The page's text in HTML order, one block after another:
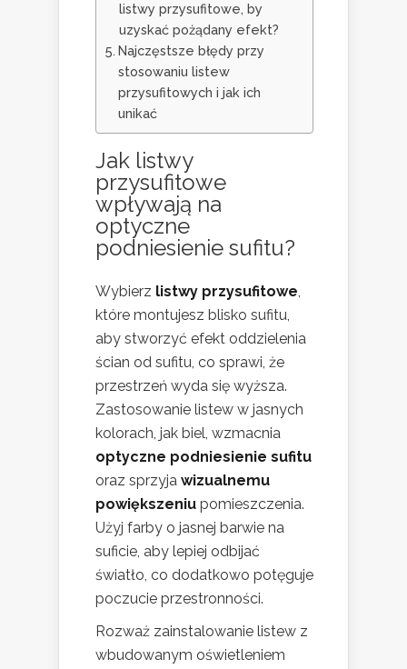
listwy przysufitowe, by
uzyskać pożądany efekt?
Najczęstsze błędy przy
stosowaniu listew
przysufitowych i jak ich
unikać
Jak listwy
przysufitowe
wpływają na
optyczne
podniesienie sufitu?
Wybierz listwy przysufitowe,
które montujesz blisko sufitu,
aby stworzyć efekt oddzielenia
ścian od sufitu, co sprawi, że
przestrzeń wyda się wyższa.
Zastosowanie listew w jasnych
kolorach, jak biel, wzmacnia
optyczne podniesienie sufitu
oraz sprzyja wizualnemu
powiększeniu pomieszczenia.
Użyj farby o jasnej barwie na
suficie, aby lepiej odbijać
światło, co dodatkowo potęguje
poczucie przestronności.
Rozważ zainstalowanie listew z
wbudowanym oświetleniem